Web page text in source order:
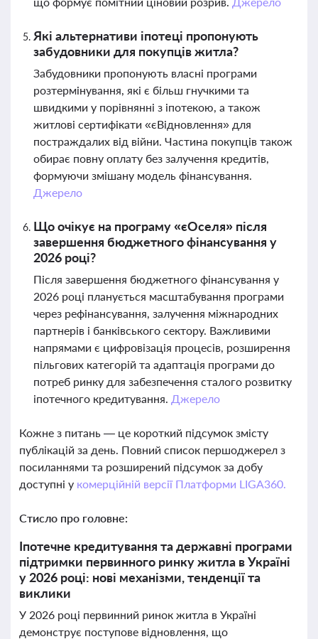
Які альтернативи іпотеці пропонують
забудовники для покупців житла?
Забудовники пропонують власні програми
розтермінування, які є більш гнучкими та
швидкими у порівнянні з іпотекою, а також
житлові сертифікати «єВідновлення» для
постраждалих від війни. Частина покупців також
обирає повну оплату без залучення кредитів,
формуючи змішану модель фінансування.
Джерело
Що очікує на програму «єОселя» після
завершення бюджетного фінансування у
2026 році?
Після завершення бюджетного фінансування у
2026 році планується масштабування програми
через рефінансування, залучення міжнародних
партнерів і банківського сектору. Важливими
напрямами є цифровізація процесів, розширення
пільгових категорій та адаптація програми до
потреб ринку для забезпечення сталого розвитку
іпотечного кредитування. Джерело
Кожне з питань — це короткий підсумок змісту
публікацій за день. Повний список першоджерел з
посиланнями та розширений підсумок за добу
доступні у комерційній версії Платформи LIGA360.
Стисло про головне:
Іпотечне кредитування та державні програми
підтримки первинного ринку житла в Україні
у 2026 році: нові механізми, тенденції та
виклики
У 2026 році первинний ринок житла в Україні
демонструє поступове відновлення, що